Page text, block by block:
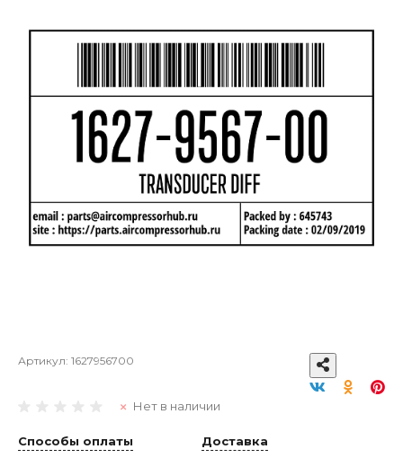
Артикул: 1627956700
Нет в наличии
Способы оплаты Доставка